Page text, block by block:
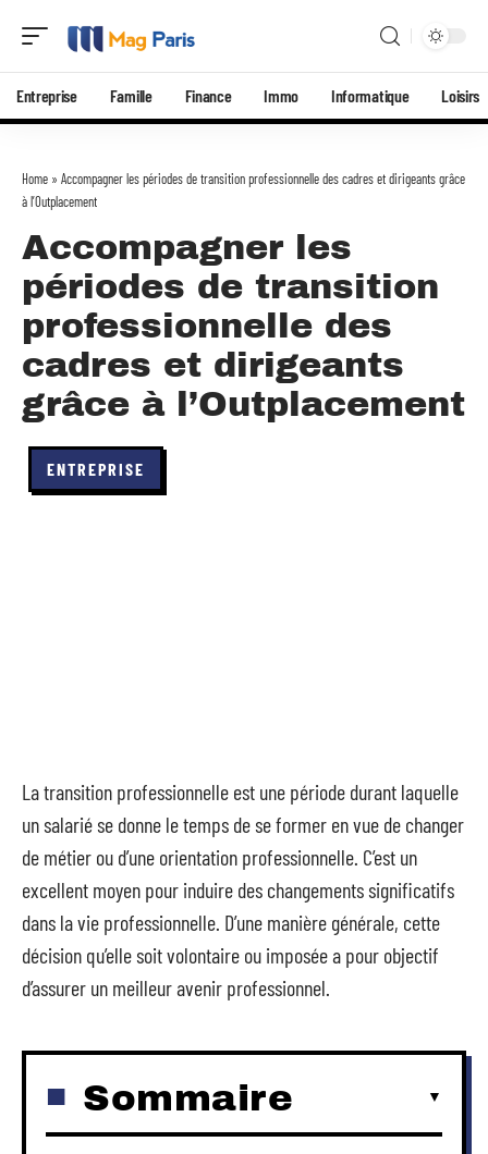
Entreprise Famille Finance Immo Informatique Loisirs
Home » Accompagner les périodes de transition professionnelle des cadres et dirigeants grâce
à l’Outplacement
Accompagner les
périodes de transition
professionnelle des
cadres et dirigeants
grâce à l’Outplacement
ENTREPRISE
La transition professionnelle est une période durant laquelle
un salarié se donne le temps de se former en vue de changer
de métier ou d’une orientation professionnelle. C’est un
excellent moyen pour induire des changements significatifs
dans la vie professionnelle. D’une manière générale, cette
décision qu’elle soit volontaire ou imposée a pour objectif
d’assurer un meilleur avenir professionnel.
Sommaire